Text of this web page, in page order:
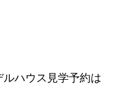
ハウス見学予約は